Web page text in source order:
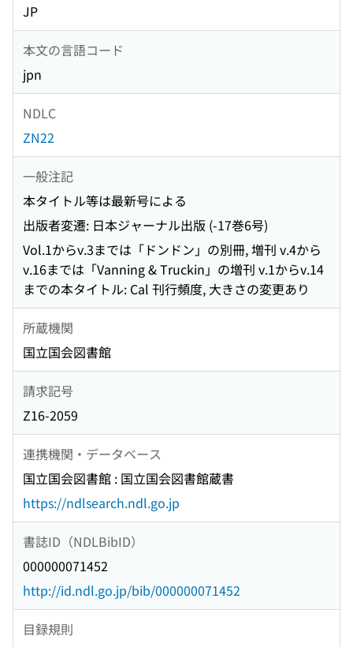
JP
本文の言語コード
jpn
NDLC
ZN22
一般注記
本タイトル等は最新号による
出版者変遷: 日本ジャーナル出版 (-17巻6号)
Vol.1からv.3までは「ドンドン」の別冊, 増刊 v.4から
v.16までは「Vanning & Truckin」の増刊 v.1からv.14
までの本タイトル: Cal 刊行頻度, 大きさの変更あり
所蔵機関
国立国会図書館
請求記号
Z16-2059
連携機関・データベース
国立国会図書館 : 国立国会図書館蔵書
https://ndlsearch.ndl.go.jp
書誌ID（NDLBibID）
000000071452
http://id.ndl.go.jp/bib/000000071452
目録規則